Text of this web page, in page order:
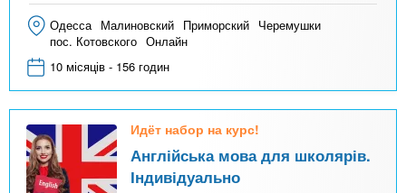
Одесса Малиновский Приморский Черемушки
пос. Котовского Онлайн
10 місяців - 156 годин
Идёт набор на курс!
Англійська мова для школярів.
Індивідуально